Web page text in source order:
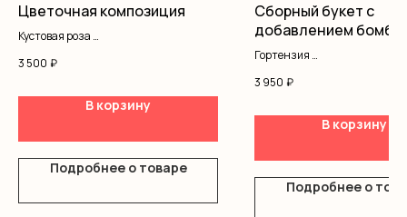
Цветочная композиция
Кустовая роза
Гипсофила
Герберы
3 500 ₽
В корзину
Подробнее о товаре
Сборный букет с
добавлением
гортензией
Гортензия
Писташ
3 950 ₽
В корзину
Подробнее о